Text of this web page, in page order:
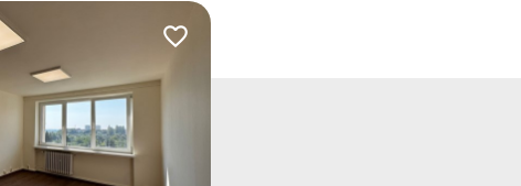
Dodaj do ulubionych